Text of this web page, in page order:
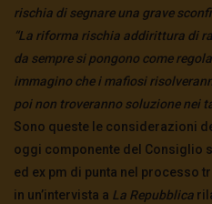
rischia di segnare una grave
“La riforma rischia addirittura di
da sempre si pongono come
immagino che i mafiosi
poi non troveranno soluzione nei
Sono queste le considerazioni
oggi componente del Consiglio
ed ex pm di punta nel processo
in un’intervista a La Repubblica